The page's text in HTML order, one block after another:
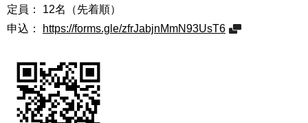
問
い
通
定員： 12名（先着順）
申込： https://forms.gle/zfrJabjnMmN93UsT6